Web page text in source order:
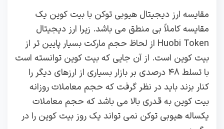
مقایسه ارز دیجیتال هیوبی توکن با بیت کوین یک
مقایسه کاملاً بی منطق می باشد. زیرا ارز دیجیتال
Huobi Token از لحاظ حجم مارکت بسیار پایین تر از
بیت کوین است. از آن جایی که بیت کوین توانسته است
با تسلط ۴۸ درصدی بر بازار بسیاری از ارزهای دیگر را
کنار بزند باید در نظر گرفت که حجم معاملات روزانه
بیت کوین به قدری بالا می باشد که حجم معاملات
یکساله هیوبی توکن نمی‌ تواند یک روز بیت کوین را در